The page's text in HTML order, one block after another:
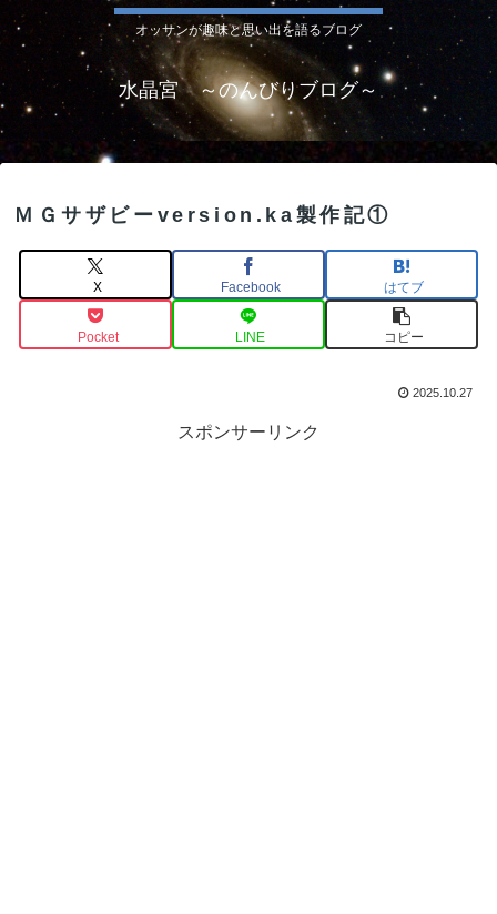
オッサンが趣味と思い出を語るブログ
水晶宮 ～のんびりブログ～
ＭＧサザビーversion.ka製作記①
X Facebook はてブ
Pocket LINE コピー
2025.10.27
スポンサーリンク